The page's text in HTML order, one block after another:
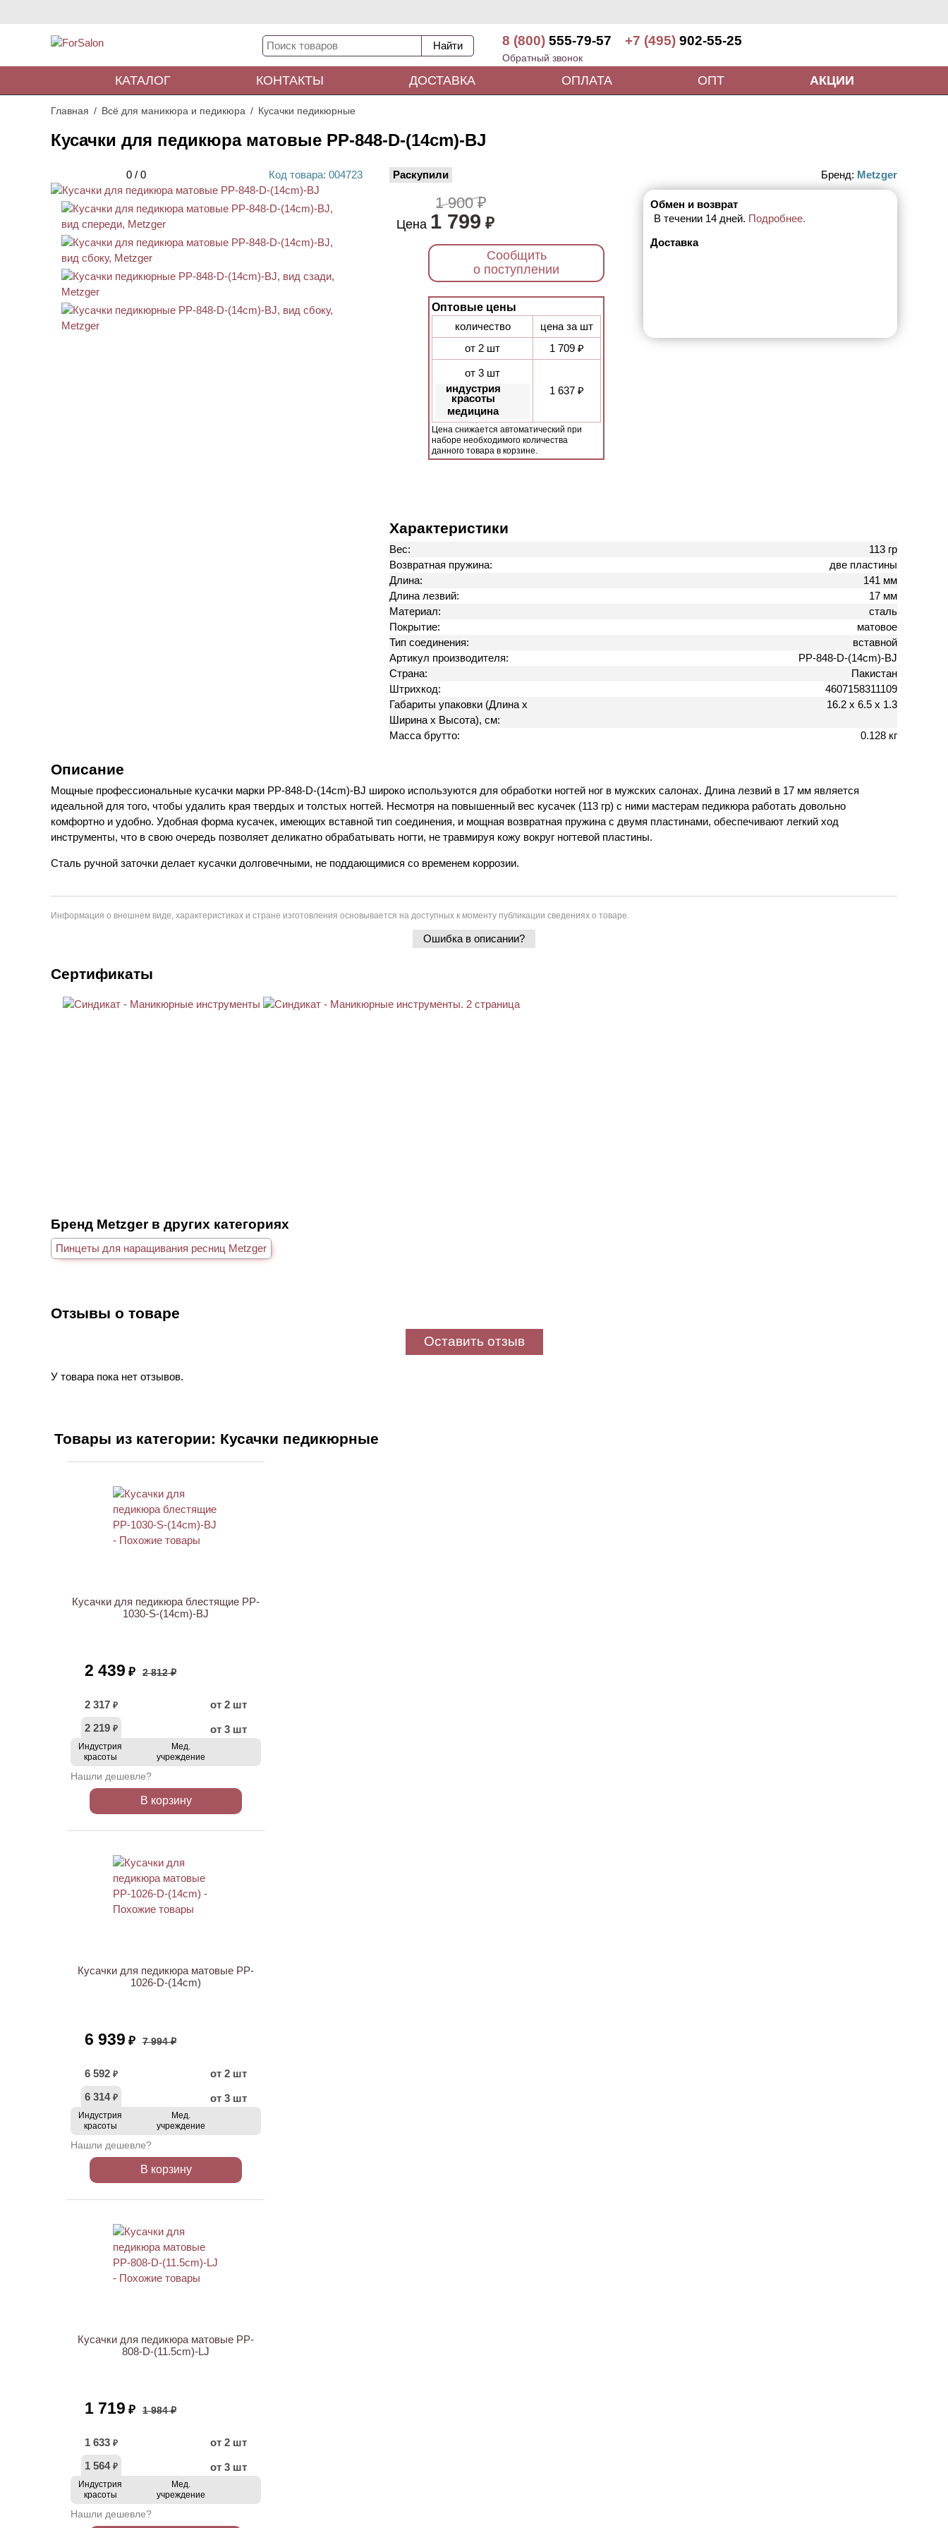
8 (800) 555-79-57 +7 (495) 902-55-25
Обратный звонок
КАТАЛОГ КОНТАКТЫ ДОСТАВКА ОПЛАТА ОПТ АКЦИИ
Главная Всё для маникюра и педикюра Кусачки педикюрные
Кусачки для педикюра матовые PP-848-D-(14cm)-BJ
0 / 0 Код товара: 004723 Раскупили Бренд: Metzger
1 900 ₽
Цена 1 799 ₽
Сообщить
о поступлении
Оптовые цены
количество
цена за шт
от 2 шт
1 709 ₽
от 3 шт
индустрия
красоты
медицина
1 637 ₽
Цена снижается автоматический при
наборе необходимого количества
данного товара в корзине.
Обмен и возврат
В течении 14 дней. Подробнее.
Доставка
Характеристики
Вес:
113 гр
Возвратная пружина:
две пластины
Длина:
141 мм
Длина лезвий:
17 мм
Материал:
сталь
Покрытие:
матовое
Тип соединения:
вставной
Артикул производителя:
PP-848-D-(14cm)-BJ
Страна:
Пакистан
Штрихкод:
4607158311109
Габариты упаковки (Длина х
Ширина х Высота), см:
16.2 х 6.5 х 1.3
Масса брутто: 0.128 кг
Описание
Мощные профессиональные кусачки марки PP-848-D-(14cm)-BJ широко используются для обработки ногтей ног в мужских салонах. Длина лезвий в 17 мм является
идеальной для того, чтобы удалить края твердых и толстых ногтей. Несмотря на повышенный вес кусачек (113 гр) с ними мастерам педикюра работать довольно
комфортно и удобно. Удобная форма кусачек, имеющих вставной тип соединения, и мощная возвратная пружина с двумя пластинами, обеспечивают легкий ход
инструменты, что в свою очередь позволяет деликатно обрабатывать ногти, не травмируя кожу вокруг ногтевой пластины.
Сталь ручной заточки делает кусачки долговечными, не поддающимися со временем коррозии.
Информация о внешнем виде, характеристиках и стране изготовления основывается на доступных к моменту публикации сведениях о товаре.
Ошибка в описании?
Сертификаты
Бренд Metzger в других категориях
Пинцеты для наращивания ресниц Metzger
Отзывы о товаре
Оставить отзыв
У товара пока нет отзывов.
Товары из категории: Кусачки педикюрные
Кусачки для педикюра блестящие PP-
1030-S-(14cm)-BJ
2 439 ₽ 2 812 ₽
2 317 ₽
от 2 шт
2 219 ₽ от 3 шт
Индустрия
красоты
Мед.
учреждение
Нашли дешевле?
В корзину
Кусачки для педикюра матовые PP-
1026-D-(14cm)
6 939 ₽ 7 994 ₽
6 592 ₽
от 2 шт
6 314 ₽ от 3 шт
Индустрия
красоты
Мед.
учреждение
Нашли дешевле?
В корзину
Кусачки для педикюра матовые PP-
808-D-(11.5cm)-LJ
1 719 ₽ 1 984 ₽
1 633 ₽
от 2 шт
1 564 ₽ от 3 шт
Индустрия
красоты
Мед.
учреждение
Нашли дешевле?